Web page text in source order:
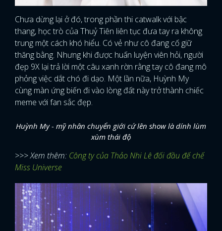
Chưa dừng lại ở đó, trong phần thi catwalk với bậc
thang, học trò của Thuỷ Tiên liên tục đưa tay ra không
trung một cách khó hiểu. Có vẻ như cô đang cố giữ
thăng bằng. Nhưng khi được huấn luyện viên hỏi, người
đẹp 9X lại trả lời một câu xanh rờn rằng tay cô đang mô
phỏng việc dắt chó đi dạo. Một lần nữa, Huỳnh My
cùng màn ứng biến đi vào lòng đất này trở thành chiếc
meme với fan sắc đẹp.
Huỳnh My - mỹ nhân chuyển giới cứ lên show là dính lùm
xùm thái độ
>>> Xem thêm: Công ty của Thảo Nhi Lê đối đầu đế chế
Miss Universe